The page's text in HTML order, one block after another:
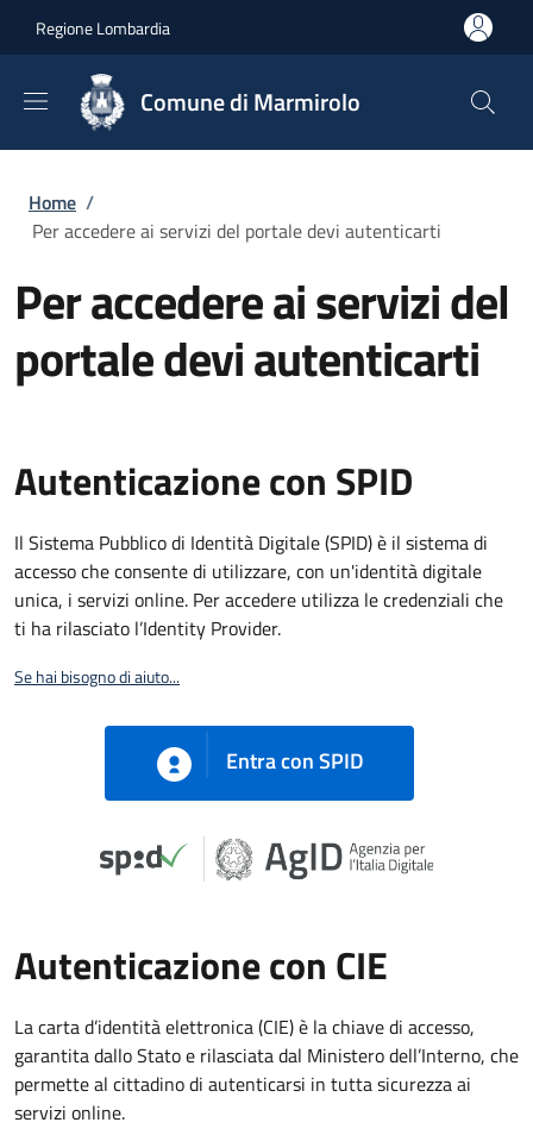
Regione Lombardia
Comune di Marmirolo
Briciole di pane
Home /
Per accedere ai servizi del portale devi autenticarti
Per accedere ai servizi del
portale devi autenticarti
Autenticazione con SPID
Il Sistema Pubblico di Identità Digitale (SPID) è il sistema di
accesso che consente di utilizzare, con un'identità digitale
unica, i servizi online. Per accedere utilizza le credenziali che
ti ha rilasciato l’Identity Provider.
Se hai bisogno di aiuto...
Entra con SPID
Autenticazione con CIE
La carta d’identità elettronica (CIE) è la chiave di accesso,
garantita dallo Stato e rilasciata dal Ministero dell’Interno, che
permette al cittadino di autenticarsi in tutta sicurezza ai
servizi online.